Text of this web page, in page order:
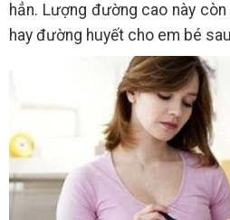
hẳn. Lượng đường cao này
hay đường huyết cho em bé